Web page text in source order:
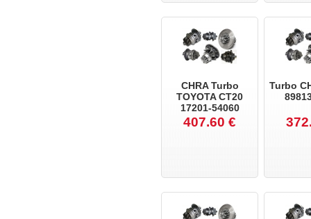
CHRA Turbo
TOYOTA CT20
17201-54060
407.60 €
Turbo